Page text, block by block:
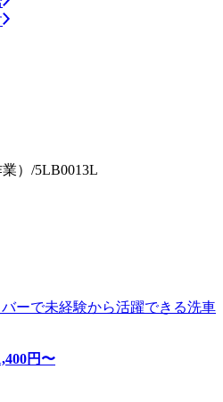
）/5LB0013L
ーで未経験から活躍できる洗車
円〜